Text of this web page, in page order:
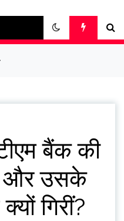
बैंक की
और उसके
गिरीं?